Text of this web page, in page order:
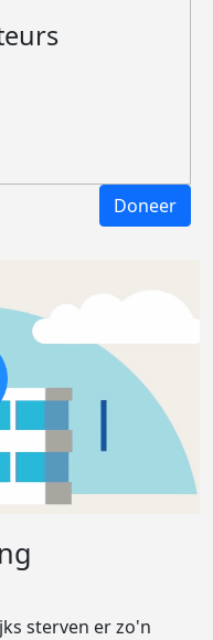
Doneer
sterven er zo'n